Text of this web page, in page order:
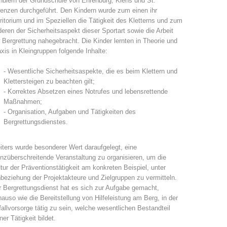
de sauvetage
Jahresberichte
Formation
Prévention PEER
durchgeführt. Den Kindern wurde zum einen ihr
und im Speziellen die Tätigkeit des Kletterns und zum
der Sicherheitsaspekt dieser Sportart sowie die Arbeit
Bergrettung nahegebracht. Die Kinder lernten in Theorie und
in Kleingruppen folgende Inhalte:
- Wesentliche Sicherheitsaspekte, die es beim Klettern und
Klettersteigen zu beachten gilt;
- Korrektes Absetzen eines Notrufes und lebensrettende
Maßnahmen;
- Organisation, Aufgaben und Tätigkeiten des
Bergrettungsdienstes.
wurde besonderer Wert daraufgelegt, eine
Veranstaltung zu organisieren, um die
der Präventionstätigkeit am konkreten Beispiel, unter
der Projektakteure und Zielgruppen zu vermitteln.
Bergrettungsdienst hat es sich zur Aufgabe gemacht,
wie die Bereitstellung von Hilfeleistung am Berg, in der
tätig zu sein, welche wesentlichen Bestandteil
Tätigkeit bildet.